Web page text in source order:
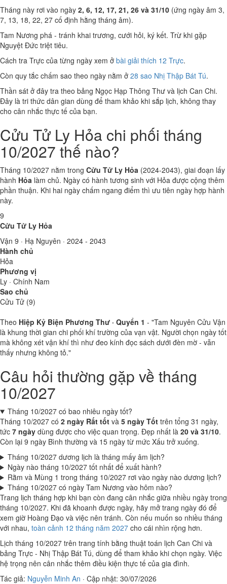
Tháng này rơi vào ngày 2, 6, 12, 17, 21, 26 và 31/10 (ứng ngày âm 3,
7, 13, 18, 22, 27 cố định hằng tháng âm).
Tam Nương phá - tránh khai trương, cưới hỏi, ký kết. Trừ khi gặp
Nguyệt Đức triệt tiêu.
Cách tra Trực của từng ngày xem ở bài giải thích 12 Trực.
Còn quy tắc chấm sao theo ngày nằm ở 28 sao Nhị Thập Bát Tú.
Thần sát ở đây tra theo bảng Ngọc Hạp Thông Thư và lịch Can Chi.
Đây là tri thức dân gian dùng để tham khảo khi sắp lịch, không thay
cho cân nhắc thực tế của bạn.
Cửu Tử Ly Hỏa chi phối tháng
10/2027 thế nào?
Tháng 10/2027 nằm trong Cửu Tử Ly Hỏa (2024-2043), giai đoạn lấy
hành Hỏa làm chủ. Ngày có hành tương sinh với Hỏa được cộng thêm
phần thuận. Khi hai ngày chấm ngang điểm thì ưu tiên ngày hợp hành
này.
9
Cửu Tử Ly Hỏa
Vận 9 · Hạ Nguyên · 2024 - 2043
Hành chủ
Hỏa
Phương vị
Ly · Chính Nam
Sao chủ
Cửu Tử (9)
Theo Hiệp Kỷ Biện Phương Thư · Quyển 1 - "Tam Nguyên Cửu Vận
là khung thời gian chi phối khí trường của vạn vật. Người chọn ngày tốt
mà không xét vận khí thì như đeo kính đọc sách dưới đèn mờ - vẫn
thấy nhưng không tỏ."
Câu hỏi thường gặp về tháng
10/2027
Tháng 10/2027 có bao nhiêu ngày tốt?
Tháng 10/2027 có 2 ngày Rất tốt và 5 ngày Tốt trên tổng 31 ngày,
tức 7 ngày dùng được cho việc quan trọng. Đẹp nhất là 20 và 31/10.
Còn lại 9 ngày Bình thường và 15 ngày từ mức Xấu trở xuống.
Tháng 10/2027 dương lịch là tháng mấy âm lịch?
Ngày nào tháng 10/2027 tốt nhất để xuất hành?
Rằm và Mùng 1 trong tháng 10/2027 rơi vào ngày nào dương lịch?
Tháng 10/2027 có ngày Tam Nương vào hôm nào?
Trang lịch tháng hợp khi bạn còn đang cân nhắc giữa nhiều ngày trong
tháng 10/2027. Khi đã khoanh được ngày, hãy mở trang ngày đó để
xem giờ Hoàng Đạo và việc nên tránh. Còn nếu muốn so nhiều tháng
với nhau, toàn cảnh 12 tháng năm 2027 cho cái nhìn rộng hơn.
Lịch tháng 10/2027 trên trang tính bằng thuật toán lịch Can Chi và
bảng Trực - Nhị Thập Bát Tú, dùng để tham khảo khi chọn ngày. Việc
hệ trọng nên cân nhắc thêm điều kiện thực tế của gia đình.
Tác giả: Nguyễn Minh An · Cập nhật: 30/07/2026